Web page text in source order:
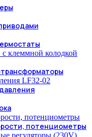
потенциометры